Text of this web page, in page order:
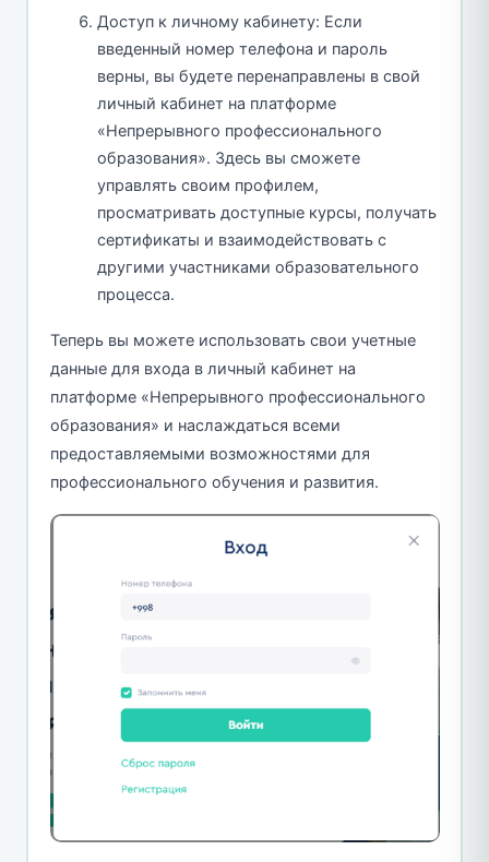
Доступ к личному кабинету: Если
введенный номер телефона и пароль
верны, вы будете перенаправлены в свой
личный кабинет на платформе
«Непрерывного профессионального
образования». Здесь вы сможете
управлять своим профилем,
просматривать доступные курсы, получать
сертификаты и взаимодействовать с
другими участниками образовательного
процесса.
Теперь вы можете использовать свои учетные
данные для входа в личный кабинет на
платформе «Непрерывного профессионального
образования» и наслаждаться всеми
предоставляемыми возможностями для
профессионального обучения и развития.